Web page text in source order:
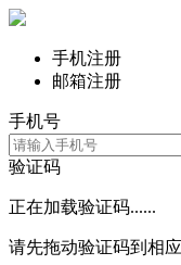
手机注册
邮箱注册
手机号
验证码
正在加载验证码......
请先拖动验证码到相